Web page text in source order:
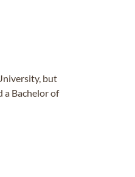
but
a Bachelor of